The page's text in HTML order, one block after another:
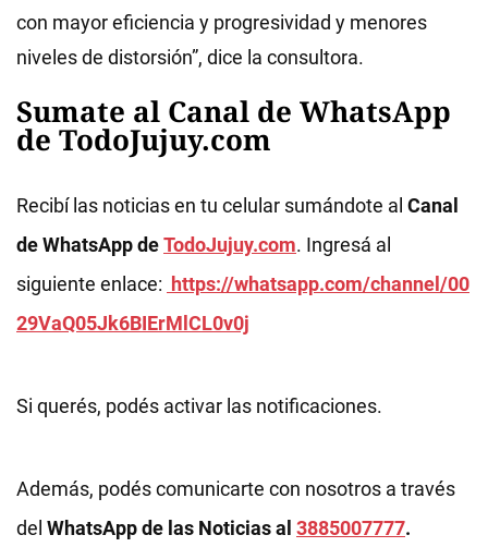
con mayor eficiencia y progresividad y menores
niveles de distorsión”, dice la consultora.
Sumate al Canal de WhatsApp
de TodoJujuy.com
Recibí las noticias en tu celular sumándote al Canal
de WhatsApp deTodoJujuy.com. Ingresá al
siguiente enlace: https://whatsapp.com/channel/00
29VaQ05Jk6BIErMlCL0v0j
Si querés, podés activar las notificaciones.
Además, podés comunicarte con nosotros a través
del WhatsApp de las Noticias al 3885007777.